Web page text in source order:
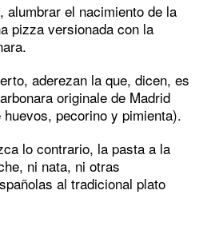
alumbrar el nacimiento de la
pizza versionada con la
aderezan la que, dicen, es
originale de Madrid
pecorino y pimienta).
lo contrario, la pasta a la
ni nata, ni otras
al tradicional plato